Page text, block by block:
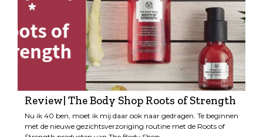
Review| The Body Shop Roots of Strength
Nu ik 40 ben, moet ik mij daar ook naar gedragen. Te beginnen
met de nieuwe gezichtsverzoriging routine met de Roots of